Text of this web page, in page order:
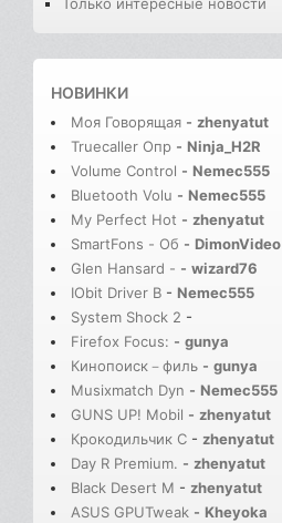
Только интересные новости
НОВИНКИ
Моя Говорящая - zhenyatut
Truecaller Опр - Ninja_H2R
Volume Control - Nemec555
Bluetooth Volu - Nemec555
My Perfect Hot - zhenyatut
SmartFons - Об - DimonVideo
Glen Hansard - - wizard76
IObit Driver B - Nemec555
System Shock 2 -
Firefox Focus: - gunya
Кинопоиск－филь - gunya
Musixmatch Dyn - Nemec555
GUNS UP! Mobil - zhenyatut
Крокодильчик С - zhenyatut
Day R Premium. - zhenyatut
Black Desert M - zhenyatut
ASUS GPUTweak - Kheyoka